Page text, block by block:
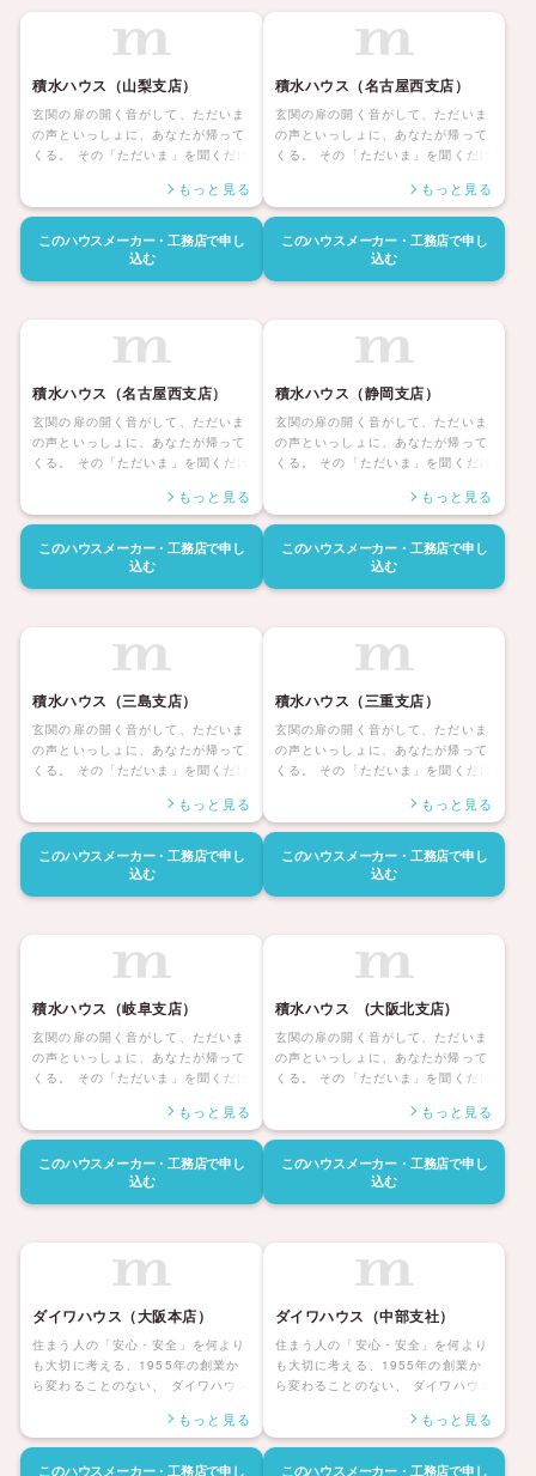
きる内容です。ぜひ最後までご覧く
でも、次の世代にも。 そして、お客
様との、生涯の絆も。 積水ハウスな
ら、充実したラインナップを元に、
していただけます。
積水ハウス（山梨支店）
玄関の扉の開く音がして、ただいま
の声といっしょに、あなたが帰って
くる。 その「ただいま」を聞くだけ
はきっと伝わる。 いちばんほっとす
る場所へ、幸福な時間へ。 人生の半
分は、帰るその家に、あるのだか
ら。 「やっぱりわがやはいいなあ」
でも、次の世代にも。 そして、お客
様との、生涯の絆も。 積水ハウスな
ら、充実したラインナップを元に、
していただけます。
もっと見る
このハウスメーカー・工務店で申し
込む
積水ハウス（名古屋西支店）
玄関の扉の開く音がして、ただいま
の声といっしょに、あなたが帰って
くる。 その「ただいま」を聞くだけ
はきっと伝わる。 いちばんほっとす
る場所へ、幸福な時間へ。 人生の半
分は、帰るその家に、あるのだか
ら。 「やっぱりわがやはいいなあ」
でも、次の世代にも。 そして、お客
様との、生涯の絆も。 積水ハウスな
ら、充実したラインナップを元に、
していただけます。
もっと見る
このハウスメーカー・工務店で申し
込む
積水ハウス（名古屋西支店）
玄関の扉の開く音がして、ただいま
の声といっしょに、あなたが帰って
くる。 その「ただいま」を聞くだけ
はきっと伝わる。 いちばんほっとす
る場所へ、幸福な時間へ。 人生の半
分は、帰るその家に、あるのだか
ら。 「やっぱりわがやはいいなあ」
でも、次の世代にも。 そして、お客
様との、生涯の絆も。 積水ハウスな
ら、充実したラインナップを元に、
していただけます。
もっと見る
このハウスメーカー・工務店で申し
込む
積水ハウス（静岡支店）
玄関の扉の開く音がして、ただいま
の声といっしょに、あなたが帰って
くる。 その「ただいま」を聞くだけ
はきっと伝わる。 いちばんほっとす
る場所へ、幸福な時間へ。 人生の半
分は、帰るその家に、あるのだか
ら。 「やっぱりわがやはいいなあ」
でも、次の世代にも。 そして、お客
様との、生涯の絆も。 積水ハウスな
ら、充実したラインナップを元に、
していただけます。
もっと見る
このハウスメーカー・工務店で申し
込む
積水ハウス（三島支店）
玄関の扉の開く音がして、ただいま
の声といっしょに、あなたが帰って
くる。 その「ただいま」を聞くだけ
はきっと伝わる。 いちばんほっとす
る場所へ、幸福な時間へ。 人生の半
分は、帰るその家に、あるのだか
ら。 「やっぱりわがやはいいなあ」
でも、次の世代にも。 そして、お客
様との、生涯の絆も。 積水ハウスな
ら、充実したラインナップを元に、
していただけます。
もっと見る
このハウスメーカー・工務店で申し
込む
積水ハウス（三重支店）
玄関の扉の開く音がして、ただいま
の声といっしょに、あなたが帰って
くる。 その「ただいま」を聞くだけ
はきっと伝わる。 いちばんほっとす
る場所へ、幸福な時間へ。 人生の半
分は、帰るその家に、あるのだか
ら。 「やっぱりわがやはいいなあ」
でも、次の世代にも。 そして、お客
様との、生涯の絆も。 積水ハウスな
ら、充実したラインナップを元に、
していただけます。
もっと見る
このハウスメーカー・工務店で申し
込む
積水ハウス（岐阜支店）
玄関の扉の開く音がして、ただいま
の声といっしょに、あなたが帰って
くる。 その「ただいま」を聞くだけ
はきっと伝わる。 いちばんほっとす
る場所へ、幸福な時間へ。 人生の半
分は、帰るその家に、あるのだか
ら。 「やっぱりわがやはいいなあ」
でも、次の世代にも。 そして、お客
様との、生涯の絆も。 積水ハウスな
ら、充実したラインナップを元に、
していただけます。
もっと見る
このハウスメーカー・工務店で申し
込む
積水ハウス (大阪北支店)
玄関の扉の開く音がして、ただいま
の声といっしょに、あなたが帰って
くる。 その「ただいま」を聞くだけ
はきっと伝わる。 いちばんほっとす
る場所へ、幸福な時間へ。 人生の半
分は、帰るその家に、あるのだか
ら。 「やっぱりわがやはいいなあ」
でも、次の世代にも。 そして、お客
様との、生涯の絆も。 積水ハウスな
ら、充実したラインナップを元に、
していただけます。
もっと見る
このハウスメーカー・工務店で申し
込む
ダイワハウス（大阪本店）
住まう人の「安心・安全」を何より
も大切に考える、1955年の創業か
ら変わることのない、 ダイワハウス
こそ、ハウスメーカーのパイオニア
として最先端の技術力と業界屈指の
グループ力を発揮し、技術、生産・
もっと見る
このハウスメーカー・工務店で申し
ダイワハウス（中部支社）
住まう人の「安心・安全」を何より
も大切に考える、1955年の創業か
ら変わることのない、 ダイワハウス
こそ、ハウスメーカーのパイオニア
として最先端の技術力と業界屈指の
グループ力を発揮し、技術、生産・
もっと見る
このハウスメーカー・工務店で申し